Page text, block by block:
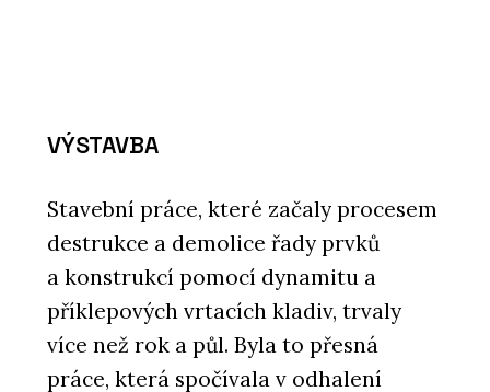
VÝSTAVBA
Stavební práce, které začaly procesem
destrukce a demolice řady prvků
a konstrukcí pomocí dynamitu a
příklepových vrtacích kladiv, trvaly
více než rok a půl. Byla to přesná
práce, která spočívala v odhalení